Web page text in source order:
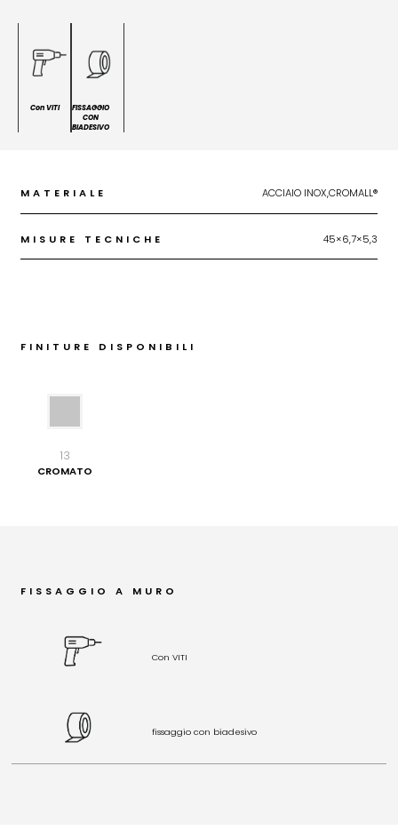
Con VITI
FISSAGGIO
CON
BIADESIVO
MATERIALE ACCIAIO INOX,CROMALL®
MISURE TECNICHE 45×6,7×5,3
FINITURE DISPONIBILI
13
CROMATO
FISSAGGIO A MURO
Con VITI
fissaggio con biadesivo